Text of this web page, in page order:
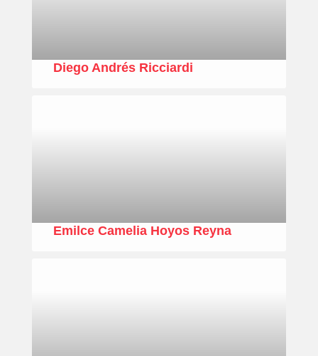
Diego Andrés Ricciardi
Emilce Camelia Hoyos Reyna